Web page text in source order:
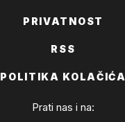
PRIVATNOST
RSS
POLITIKA KOLAČIĆA
Prati nas i na: